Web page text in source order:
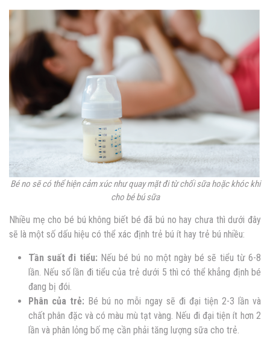
Bé no sẽ có thể hiện cảm xúc như quay mặt đi từ chối sữa hoặc khóc khi
cho bé bú sữa
Nhiều mẹ cho bé bú không biết bé đã bú no hay chưa thì dưới đây
sẽ là một số dấu hiệu có thể xác định trẻ bú ít hay trẻ bú nhiều:
Tần suất đi tiểu: Nếu bé bú no một ngày bé sẽ tiểu từ 6-8
lần. Nếu số lần đi tiểu của trẻ dưới 5 thì có thể khẳng định bé
đang bị đói.
Phân của trẻ: Bé bú no mỗi ngay sẽ đi đại tiện 2-3 lần và
chất phân đặc và có màu mù tạt vàng. Nếu đi đại tiện ít hơn 2
lần và phân lỏng bố mẹ cần phải tăng lượng sữa cho trẻ.